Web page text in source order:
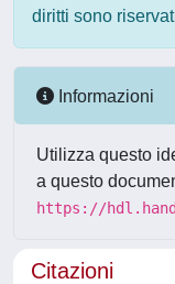
diritti sono
Informazioni
Utilizza questo
a questo
https://
Citazioni